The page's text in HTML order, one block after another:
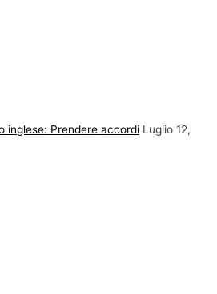
inglese: Prendere accordi Luglio 12,